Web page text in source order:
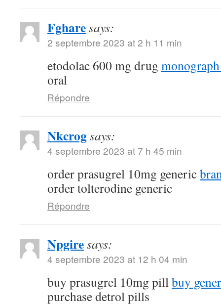
Fgharesays:
2 septembre 2023 at 2 h 11 min
etodolac 600 mg drug
oral
Répondre
Nkcrogsays:
4 septembre 2023 at 7 h 45 min
order prasugrel 10mg generic
order tolterodine generic
Répondre
Npgiresays:
4 septembre 2023 at 12 h 04 min
buy prasugrel 10mg pillbuy
purchase detrol pills